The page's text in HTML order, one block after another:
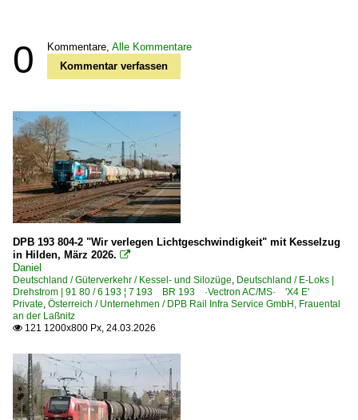
0 Kommentare, Alle Kommentare
Kommentar verfassen
DPB 193 804-2 "Wir verlegen Lichtgeschwindigkeit" mit Kesselzug
in Hilden, März 2026. 
Daniel
Deutschland / Güterverkehr / Kessel- und Silozüge Deutschland / E-Loks |
Drehstrom | 91 80 / 6 193 ¦ 7 193 BR 193 ·Vectron AC/MS· 'X4 E'
Private Österreich / Unternehmen / DPB Rail Infra Service GmbH, Frauental
an der Laßnitz
 121 1200x800 Px, 24.03.2026